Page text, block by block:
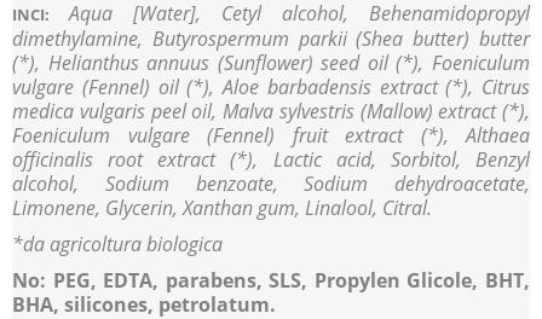
INCI:
Aqua [Water], Cetyl alcohol, Behenamidopropyl
dimethylamine, Butyrospermum parkii (Shea butter) butter
(*), Helianthus annuus (Sunflower) seed oil (*), Foeniculum
vulgare (Fennel) oil (*), Aloe barbadensis extract (*), Citrus
medica vulgaris peel oil, Malva sylvestris (Mallow) extract (*),
Foeniculum vulgare (Fennel) fruit extract (*), Althaea
officinalis root extract (*), Lactic acid, Sorbitol, Benzyl
alcohol, Sodium benzoate, Sodium dehydroacetate,
Limonene, Glycerin, Xanthan gum, Linalool, Citral.
*da agricoltura biologica
No: PEG, EDTA, parabens, SLS, Propylen Glicole, BHT,
BHA, silicones, petrolatum.